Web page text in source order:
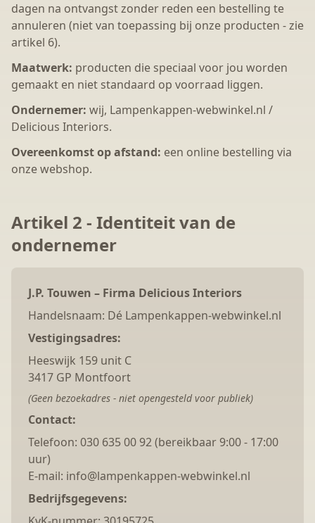
dagen na ontvangst zonder reden een bestelling te
annuleren (niet van toepassing bij onze producten - zie
artikel 6).
Maatwerk: producten die speciaal voor jou worden
gemaakt en niet standaard op voorraad liggen.
Ondernemer: wij, Lampenkappen-webwinkel.nl /
Delicious Interiors.
Overeenkomst op afstand: een online bestelling via
onze webshop.
Artikel 2 - Identiteit van de
ondernemer
J.P. Touwen – Firma Delicious Interiors
Handelsnaam: Dé Lampenkappen-webwinkel.nl
Vestigingsadres:
Heeswijk 159 unit C
3417 GP Montfoort
(Geen bezoekadres - niet opengesteld voor publiek)
Contact:
Telefoon: 030 635 00 92 (bereikbaar 9:00 - 17:00
uur)
E-mail: info@lampenkappen-webwinkel.nl
Bedrijfsgegevens: